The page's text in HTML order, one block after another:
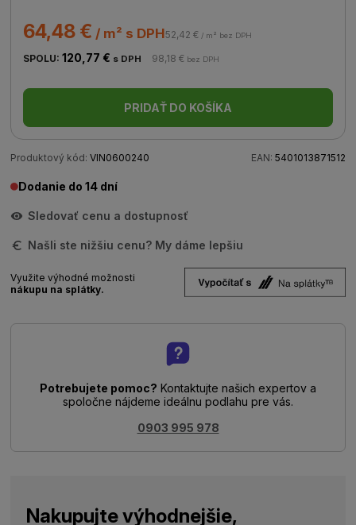
64,48 € / m² s DPH52,42 € / m² bez DPH
SPOLU:120,77 € s DPH 98,18 € bez DPH
PRIDAŤ DO KOŠÍKA
Produktový kód: VIN0600240 EAN: 5401013871512
Dodanie do 14 dní
Sledovať cenu a dostupnosť
Našli ste nižšiu cenu? My dáme lepšiu
Využite výhodné možnosti
nákupu na splátky.
Potrebujete pomoc? Kontaktujte našich expertov a
spoločne nájdeme ideálnu podlahu pre vás.
0903 995 978
Nakupujte výhodnejšie,